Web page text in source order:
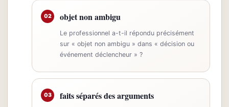
02 objet non ambigu
Le professionnel a-t-il répondu précisément
sur « objet non ambigu » dans « décision ou
événement déclencheur » ?
03 faits séparés des arguments